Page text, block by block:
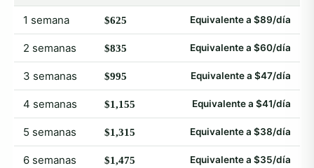
1 semana $625 Equivalente a $89/día
2 semanas $835 Equivalente a $60/día
3 semanas $995 Equivalente a $47/día
4 semanas $1,155 Equivalente a $41/día
5 semanas $1,315 Equivalente a $38/día
6 semanas $1,475 Equivalente a $35/día